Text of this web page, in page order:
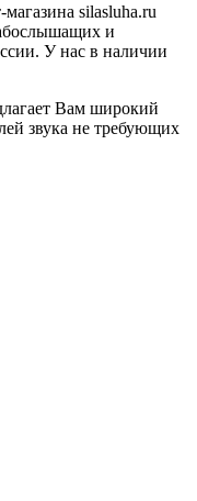
silasluha.ru
и
У нас в наличии
Вам широкий
звука не требующих